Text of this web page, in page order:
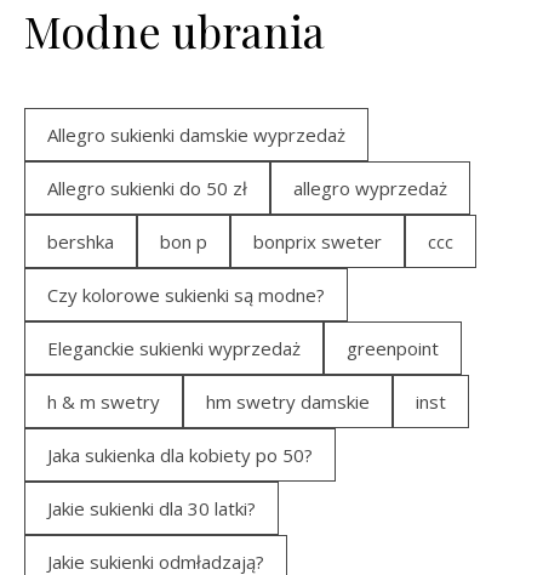
Modne ubrania
Allegro sukienki damskie wyprzedaż
Allegro sukienki do 50 zł allegro wyprzedaż
bershka bon p bonprix sweter ccc
Czy kolorowe sukienki są modne?
Eleganckie sukienki wyprzedaż greenpoint
h & m swetry hm swetry damskie inst
Jaka sukienka dla kobiety po 50?
Jakie sukienki dla 30 latki?
Jakie sukienki odmładzają?